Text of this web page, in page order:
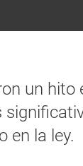
un
en la ley.